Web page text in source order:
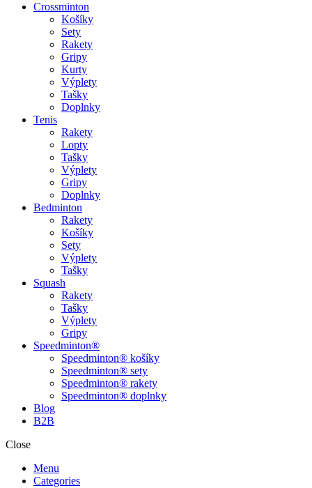
Crossminton
Košíky
Sety
Rakety
Gripy
Kurty
Výplety
Tašky
Doplnky
Tenis
Rakety
Lopty
Tašky
Výplety
Gripy
Doplnky
Bedminton
Rakety
Košíky
Sety
Výplety
Tašky
Squash
Rakety
Tašky
Výplety
Gripy
Speedminton®
Speedminton® košíky
Speedminton® sety
Speedminton® rakety
Speedminton® doplnky
Blog
B2B
Close
Menu
Categories